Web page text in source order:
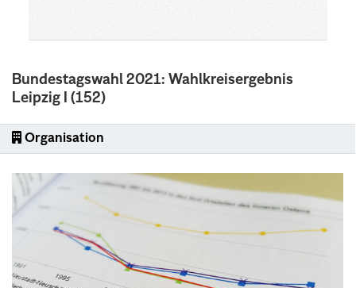
Bundestagswahl 2021: Wahlkreisergebnis
Leipzig I (152)
Organisation